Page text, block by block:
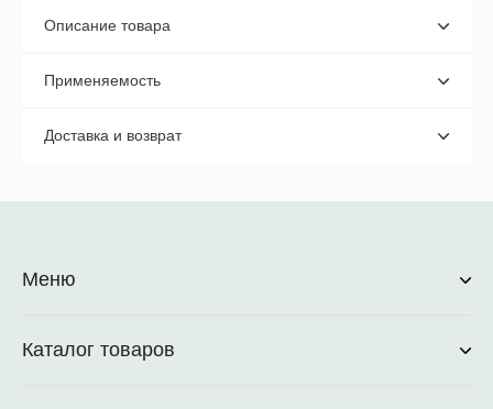
Описание товара
Применяемость
Доставка и возврат
Меню
Каталог товаров